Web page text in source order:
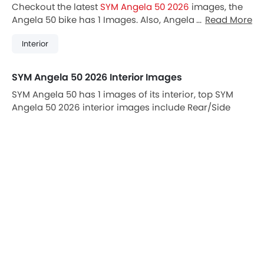
Checkout the latest SYM Angela 50 2026 images, the
Angela 50 bike has 1 Images. Also, Angela 50 isRead More
Interior
SYM Angela 50 2026 Interior Images
SYM Angela 50 has 1 images of its interior, top SYM
Angela 50 2026 interior images include Rear/Side